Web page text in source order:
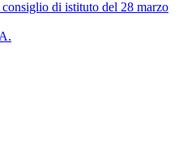
di istituto del 28 marzo